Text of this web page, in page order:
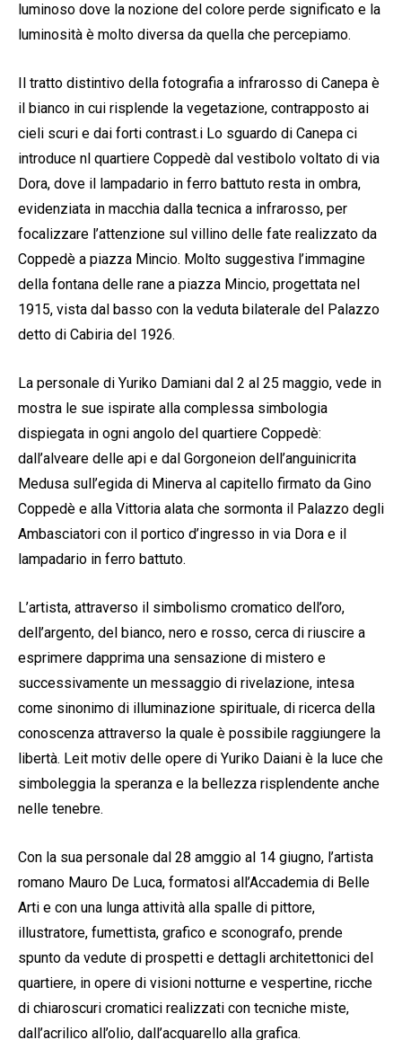
luminoso dove la nozione del colore perde significato e la
luminosità è molto diversa da quella che percepiamo.
Il tratto distintivo della fotografia a infrarosso di Canepa è
il bianco in cui risplende la vegetazione, contrapposto ai
cieli scuri e dai forti contrast.i Lo sguardo di Canepa ci
introduce nl quartiere Coppedè dal vestibolo voltato di via
Dora, dove il lampadario in ferro battuto resta in ombra,
evidenziata in macchia dalla tecnica a infrarosso, per
focalizzare l’attenzione sul villino delle fate realizzato da
Coppedè a piazza Mincio. Molto suggestiva l’immagine
della fontana delle rane a piazza Mincio, progettata nel
1915, vista dal basso con la veduta bilaterale del Palazzo
detto di Cabiria del 1926.
La personale di Yuriko Damiani dal 2 al 25 maggio, vede in
mostra le sue ispirate alla complessa simbologia
dispiegata in ogni angolo del quartiere Coppedè:
dall’alveare delle api e dal Gorgoneion dell’anguinicrita
Medusa sull’egida di Minerva al capitello firmato da Gino
Coppedè e alla Vittoria alata che sormonta il Palazzo degli
Ambasciatori con il portico d’ingresso in via Dora e il
lampadario in ferro battuto.
L’artista, attraverso il simbolismo cromatico dell’oro,
dell’argento, del bianco, nero e rosso, cerca di riuscire a
esprimere dapprima una sensazione di mistero e
successivamente un messaggio di rivelazione, intesa
come sinonimo di illuminazione spirituale, di ricerca della
conoscenza attraverso la quale è possibile raggiungere la
libertà. Leit motiv delle opere di Yuriko Daiani è la luce che
simboleggia la speranza e la bellezza risplendente anche
nelle tenebre.
Con la sua personale dal 28 amggio al 14 giugno, l’artista
romano Mauro De Luca, formatosi all’Accademia di Belle
Arti e con una lunga attività alla spalle di pittore,
illustratore, fumettista, grafico e sconografo, prende
spunto da vedute di prospetti e dettagli architettonici del
quartiere, in opere di visioni notturne e vespertine, ricche
di chiaroscuri cromatici realizzati con tecniche miste,
dall’acrilico all’olio, dall’acquarello alla grafica.